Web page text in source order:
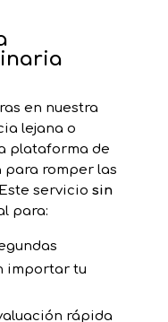
en nuestra
lejana o
plataforma de
romper las
servicio sin
para:
importar tu
rápida